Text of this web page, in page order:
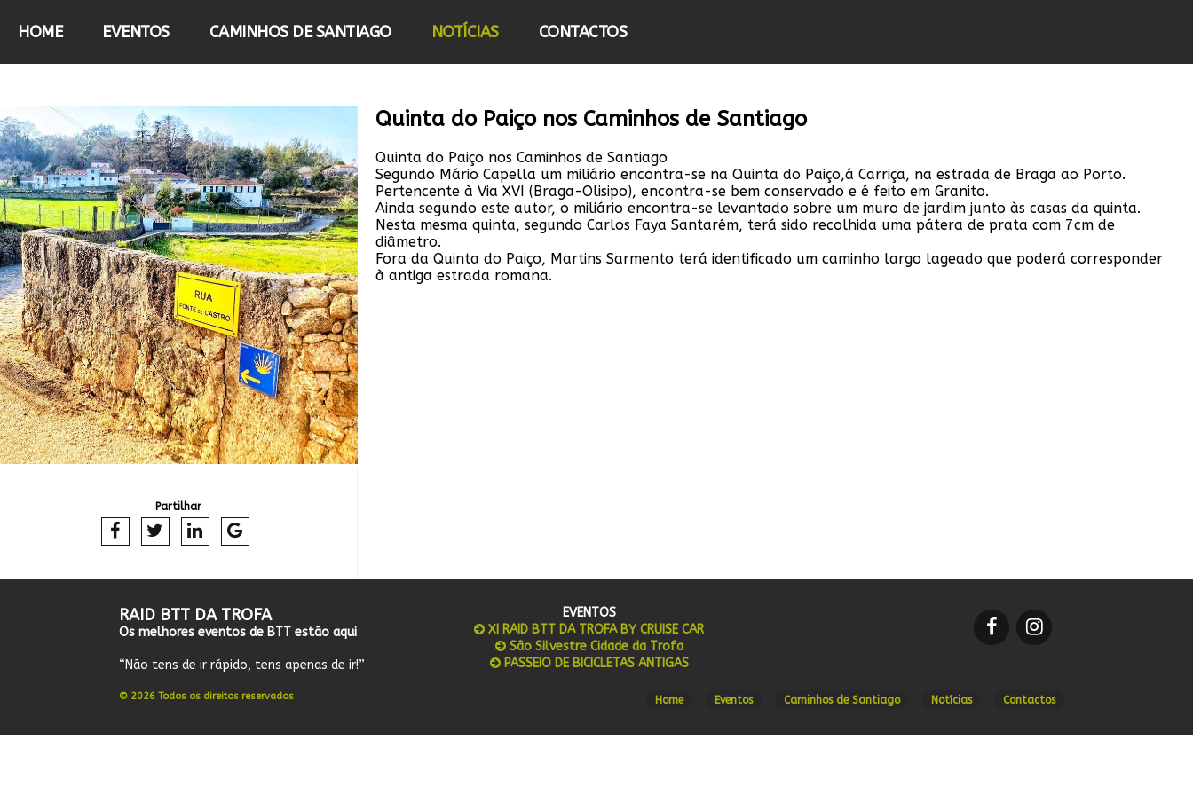
HOME EVENTOS CAMINHOS DE SANTIAGO NOTÍCIAS CONTACTOS
Partilhar
Quinta do Paiço nos Caminhos de Santiago
Quinta do Paiço nos Caminhos de Santiago
Segundo Mário Capella um miliário encontra-se na Quinta do Paiço,á Carriça, na estrada de Braga ao Porto.
Pertencente à Via XVI (Braga-Olisipo), encontra-se bem conservado e é feito em Granito.
Ainda segundo este autor, o miliário encontra-se levantado sobre um muro de jardim junto às casas da quinta.
Nesta mesma quinta, segundo Carlos Faya Santarém, terá sido recolhida uma pátera de prata com 7cm de
diâmetro.
Fora da Quinta do Paiço, Martins Sarmento terá identificado um caminho largo lageado que poderá corresponder
à antiga estrada romana.
RAID BTT DA TROFA
Os melhores eventos de BTT estão aqui
“Não tens de ir rápido, tens apenas de ir!”
EVENTOS
XI RAID BTT DA TROFA BY CRUISE CAR
São Silvestre Cidade da Trofa
PASSEIO DE BICICLETAS ANTIGAS
© 2026 Todos os direitos reservados Home Eventos Caminhos de Santiago Notícias Contactos